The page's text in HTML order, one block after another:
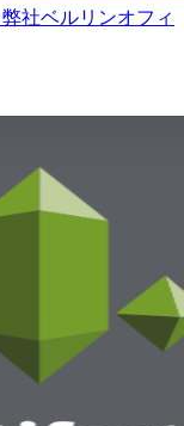
社ベルリンオフィ